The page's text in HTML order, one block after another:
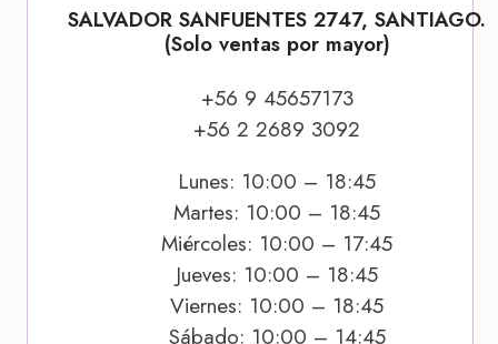
SALVADOR SANFUENTES 2747, SANTIAGO.
(Solo ventas por mayor)
+56 9 45657173
+56 2 2689 3092
Lunes: 10:00 – 18:45
Martes: 10:00 – 18:45
Miércoles: 10:00 – 17:45
Jueves: 10:00 – 18:45
Viernes: 10:00 – 18:45
Sábado: 10:00 – 14:45